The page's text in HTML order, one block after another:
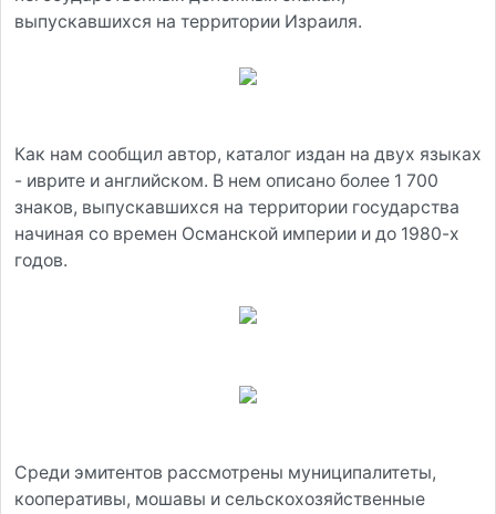
выпускавшихся на территории Израиля.
Как нам сообщил автор, каталог издан на двух языках
- иврите и английском. В нем описано более 1 700
знаков, выпускавшихся на территории государства
начиная со времен Османской империи и до 1980-х
годов.
Среди эмитентов рассмотрены муниципалитеты,
кооперативы, мошавы и сельскохозяйственные